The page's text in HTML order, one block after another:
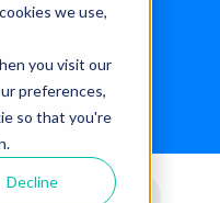
we use,
you visit our
preferences,
so that you're
Decline